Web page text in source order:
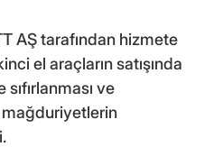
AŞ tarafından hizmete
el araçların satışında
ve